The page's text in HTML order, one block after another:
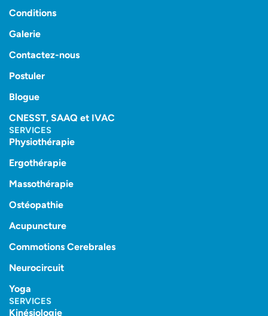
Conditions
Galerie
Contactez-nous
Postuler
Blogue
CNESST, SAAQ et IVAC
SERVICES
Physiothérapie
Ergothérapie
Massothérapie
Ostéopathie
Acupuncture
Commotions Cerebrales
Neurocircuit
Yoga
SERVICES
Kinésiologie